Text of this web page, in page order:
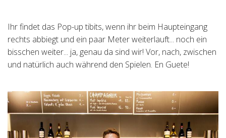
Ihr findet das Pop-up tibits, wenn ihr beim Haupteingang
rechts abbiegt und ein paar Meter weiterlauft... noch ein
bisschen weiter... ja, genau da sind wir! Vor, nach, zwischen
und natürlich auch während den Spielen. En Guete!